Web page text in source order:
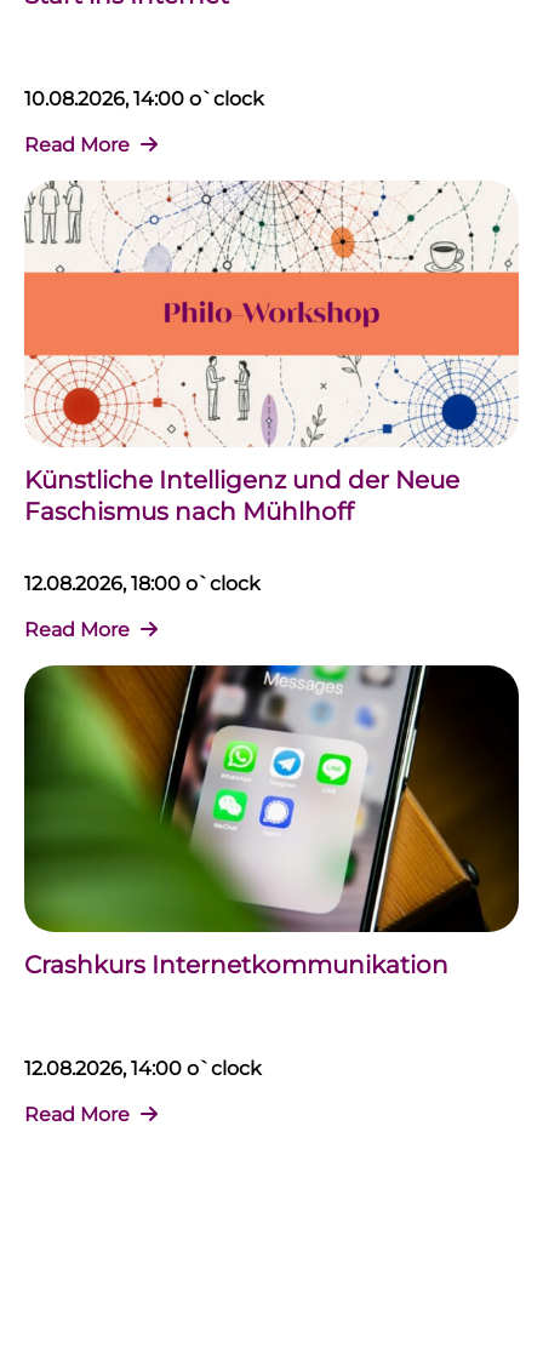
10.08.2026, 14:00 o`clock
Read More
Künstliche Intelligenz und der Neue
Faschismus nach Mühlhoff
12.08.2026, 18:00 o`clock
Read More
Crashkurs Internetkommunikation
12.08.2026, 14:00 o`clock
Read More